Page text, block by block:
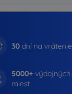
30dní na vrátenie
5000+výdajných
miest